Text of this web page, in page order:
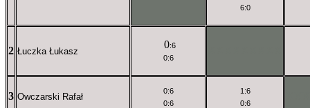
6:0
2 Łuczka Łukasz
0:6
0:6
3 Owczarski Rafał
0:6
0:6
1:6
0:6